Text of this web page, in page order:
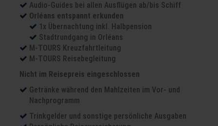
Audio-Guides bei allen Ausflügen ab/bis Schiff
Orléans entspannt erkunden
1x Übernachtung inkl. Halbpension
Stadtrundgang in Orléans
M-TOURS Kreuzfahrtleitung
M-TOURS Reisebegleitung
Nicht im Reisepreis eingeschlossen
Getränke während den Mahlzeiten im Vor- und
Nachprogramm
Trinkgelder und sonstige persönliche Ausgaben